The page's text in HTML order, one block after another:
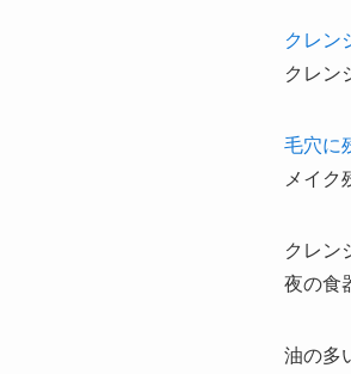
クレン
クレン
毛穴に
メイク
クレン
夜の食
油の多